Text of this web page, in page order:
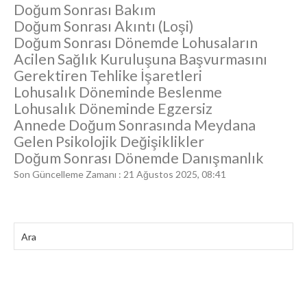
Doğum Sonrası Bakım
Doğum Sonrası Akıntı (Loşi)
Doğum Sonrası Dönemde Lohusaların
Acilen Sağlık Kuruluşuna Başvurmasını
Gerektiren Tehlike İşaretleri
Lohusalık Döneminde Beslenme
Lohusalık Döneminde Egzersiz
Annede Doğum Sonrasında Meydana
Gelen Psikolojik Değişiklikler
Doğum Sonrası Dönemde Danışmanlık
Son Güncelleme Zamanı : 21 Ağustos 2025, 08:41